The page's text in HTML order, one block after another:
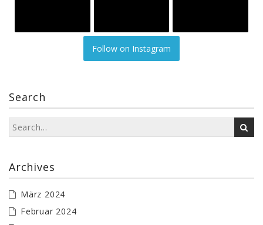
Follow on Instagram
Search
Archives
März 2024
Februar 2024